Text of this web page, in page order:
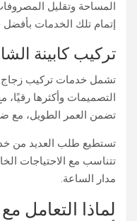
المساحة وتقليل
إتمام تلك الخدمات
تركيب كابينة
تشمل خدمات تركيب زجاج
التصميمات وأكثرها
تضمن العمر الطويل، مع
تستطيع طلب العديد من
تتناسب مع الاحتياجات
مدار الساعة.
لماذا التعامل